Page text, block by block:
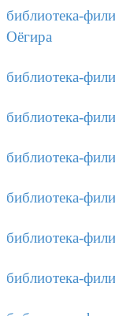
библиотека-
Оёгира
библиотека-
библиотека-
библиотека-
библиотека-
библиотека-
библиотека-